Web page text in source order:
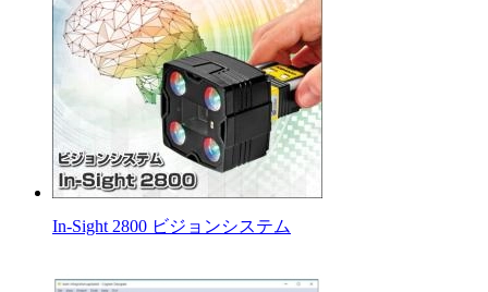
In-Sight 2800 ビジョンシステム